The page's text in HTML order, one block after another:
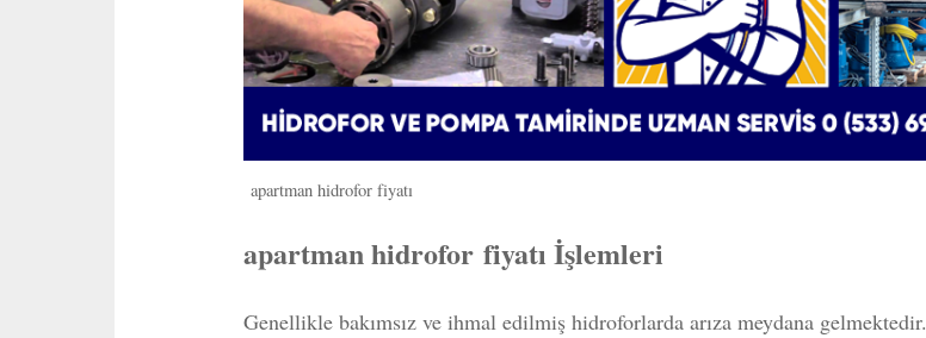
apartman hidrofor fiyatı
apartman hidrofor fiyatı İşlemleri
Genellikle bakımsız ve ihmal edilmiş hidroforlarda arıza meydana gelmektedir.